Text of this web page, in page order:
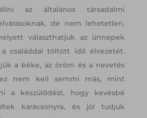
az általános társadalmi
de nem lehetetlen.
választhatjuk az ünnepek
a családdal töltött idő élvezetét.
a béke, az öröm és a nevetés
nem kell semmi más, mint
a készülődést, hogy kevésbé
karácsonyra, és jól tudjuk